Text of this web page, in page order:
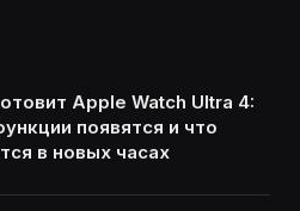
Apple Watch Ultra 4:
появятся и что
в новых часах